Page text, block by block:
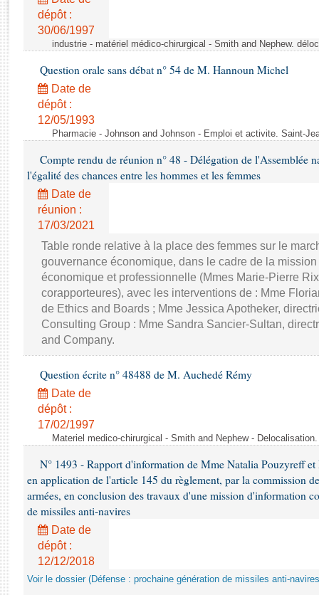
Rapports d'enquête
Rapports législatifs
Dossiers législatifs
Budget et sécurité sociale
Questions écrites et orales
dépôt :
30/06/1997
industrie - matériel médico-chirurgical - Smith and Nephew.
Question orale sans débat n° 54 de M. Hannoun Michel
Date de
dépôt :
12/05/1993
Pharmacie - Johnson and Johnson - Emploi et activite. Saint-
Compte rendu de réunion n° 48 - Délégation de l'Assemblée
l'égalité des chances entre les hommes et les femmes
Date de
réunion :
17/03/2021
Table ronde relative à la place des femmes sur le
gouvernance économique, dans le cadre de la
économique et professionnelle (Mmes Marie-Pierre
corapporteures), avec les interventions de : Mme
de Ethics and Boards ; Mme Jessica Apotheker,
Consulting Group : Mme Sandra Sancier-Sultan,
and Company.
Question écrite n° 48488 de M. Auchedé Rémy
Date de
dépôt :
17/02/1997
Materiel medico-chirurgical - Smith and Nephew -
N° 1493 - Rapport d'information de Mme Natalia Pouzyreff
en application de l'article 145 du règlement, par la commission
armées, en conclusion des travaux d'une mission d'information
de missiles anti-navires
Date de
dépôt :
12/12/2018
Voir le dossier (Défense : prochaine génération de missiles anti-